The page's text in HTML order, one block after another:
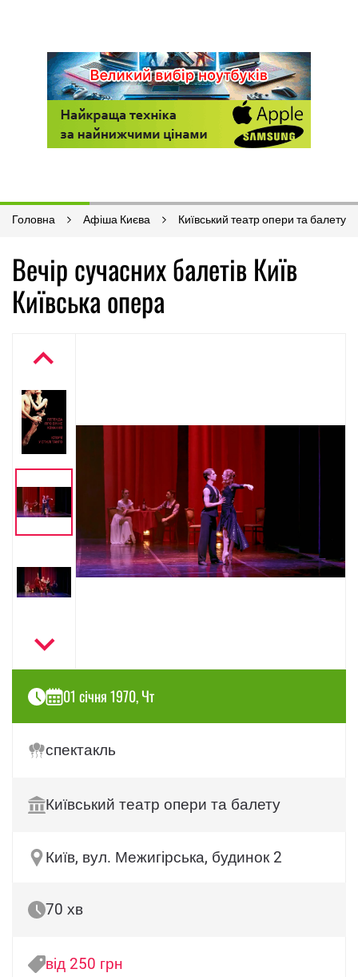
Головна Афіша Києва Київський театр опери та балету
Вечір сучасних балетів Київ
Київська опера
01 січня 1970, Чт
спектакль
Київський театр опери та балету
Київ, вул. Межигірська, будинок 2
70 хв
від 250 грн